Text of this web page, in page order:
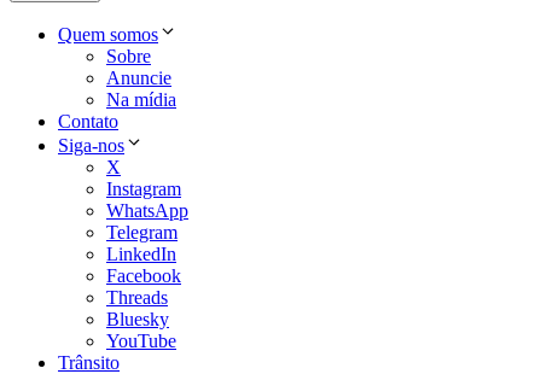
Quem somos
Sobre
Anuncie
Na mídia
Contato
Siga-nos
X
Instagram
WhatsApp
Telegram
LinkedIn
Facebook
Threads
Bluesky
YouTube
Trânsito